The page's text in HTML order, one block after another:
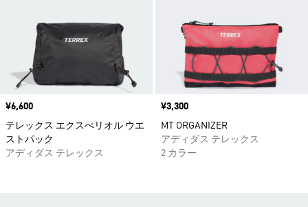
価格
¥6,600
テレックス エクスぺリオル ウエ
ストパック
アディダス テレックス
価格
¥3,300
MT ORGANIZER
アディダス テレックス
2 カラー